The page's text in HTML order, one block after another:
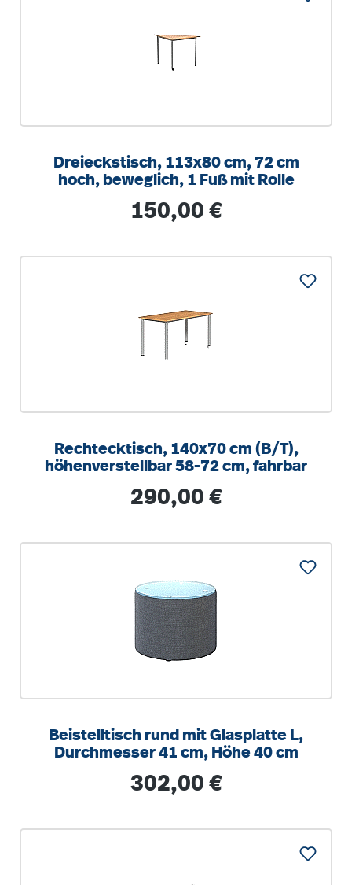
Dreieckstisch, 113x80 cm, 72 cm
hoch, beweglich, 1 Fuß mit Rolle
Regulärer Preis:
150,00 €
Rechtecktisch, 140x70 cm (B/T),
höhenverstellbar 58-72 cm, fahrbar
Regulärer Preis:
290,00 €
Beistelltisch rund mit Glasplatte L,
Durchmesser 41 cm, Höhe 40 cm
Regulärer Preis:
302,00 €